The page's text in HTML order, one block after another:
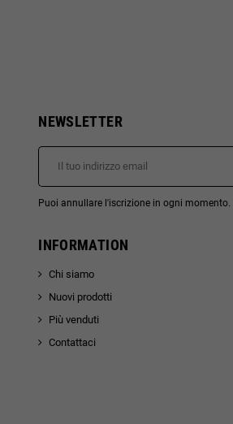
NEWSLETTER
Puoi annullare l'iscrizione in ogni
INFORMATION
Chi siamo
Nuovi prodotti
Più venduti
Contattaci